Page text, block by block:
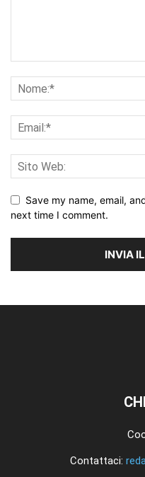
Save my name, email,
next time I comment.
Contattaci: